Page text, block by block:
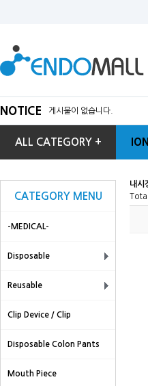
NOTICE 게시물이 없습니다.
ALL CATEGORY +
CATEGORY MENU
-MEDICAL-
Disposable
Reusable
Clip Device / Clip
Disposable Colon Pants
Mouth Piece
내시